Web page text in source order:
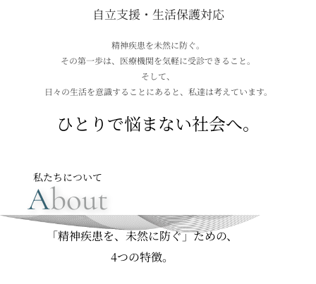
自立支援・生活保護対応
精神疾患を未然に防ぐ。
その第一歩は、医療機関を気軽に受診できること。
そして、
日々の生活を意識することにあると、私達は考えています。
ひとりで悩まない社会へ。
私たちについて
About
「精神疾患を、未然に防ぐ」ための、
4つの特徴。